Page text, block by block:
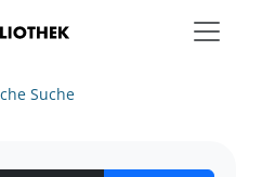
Suche